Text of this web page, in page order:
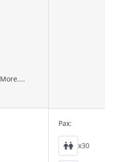
More....
Pax:
x30